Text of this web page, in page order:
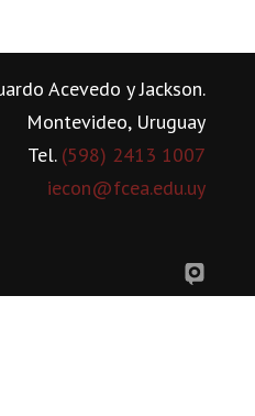
Acevedo y Jackson.
Montevideo, Uruguay
Tel. (598) 2413 1007
iecon@fcea.edu.uy